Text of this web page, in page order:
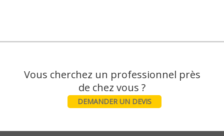
Vous cherchez un professionnel près
DEMANDER UN DEVIS